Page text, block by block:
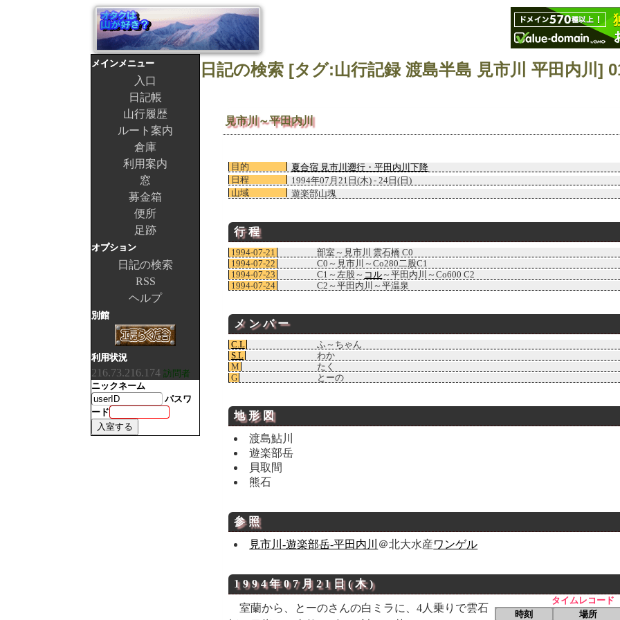
見市川～平田内川
目的
夏合宿 見市川遡行・平田内川下降
日程
1994年07月21日(木) - 24日(日)
山域
遊楽部山塊
行程
1994-07-21
部室～見市川 雲石橋 C0
1994-07-22
C0～見市川～Co280二股C1
1994-07-23
C1～左股～ コル～平田内川～Co600 C2
1994-07-24
C2～平田内川～平温泉
メンバー
C.L
ふ～ちゃん
S.L
わか
M
たく
G
とーの
地形 図
渡島鮎川
遊楽部岳
貝取間
熊石
参照
見市川-遊楽部岳-平田内川
＠北大水産ワンゲル
1994年07月21日(木)
タイムレコード
時刻
場所
室蘭から、とーのさんの白ミラに、4人乗りで雲石
メインメニュー
入口
日記帳
山行履歴
ルート案内
倉庫
利用案内
窓
募金箱
便所
足跡
オプション
日記の検索
RSS
ヘルプ
別館
利用状況
216.73.216.174 訪問者
ニックネーム
パスワ
ード